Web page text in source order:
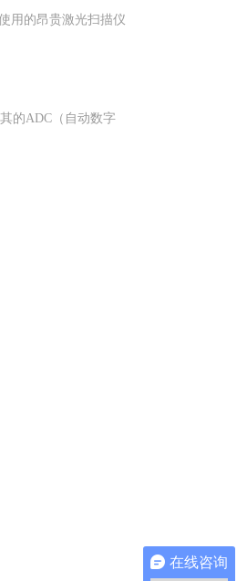
用的昂贵激光扫描仪
的ADC（自动数字
在线咨询